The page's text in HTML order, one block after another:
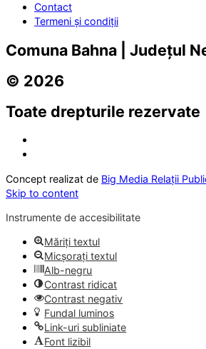
Contact
Termeni și condiții
Comuna Bahna | Județul
© 2026
Toate drepturile rezervate
Concept realizat de Big Media Relații
Skip to content
Instrumente de accesibilitate
Măriți textul
Micșorați textul
Alb-negru
Contrast ridicat
Contrast negativ
Fundal luminos
Link-uri subliniate
Font lizibil